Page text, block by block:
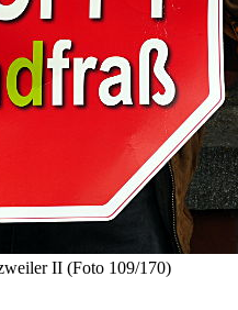
II (Foto 109/170)